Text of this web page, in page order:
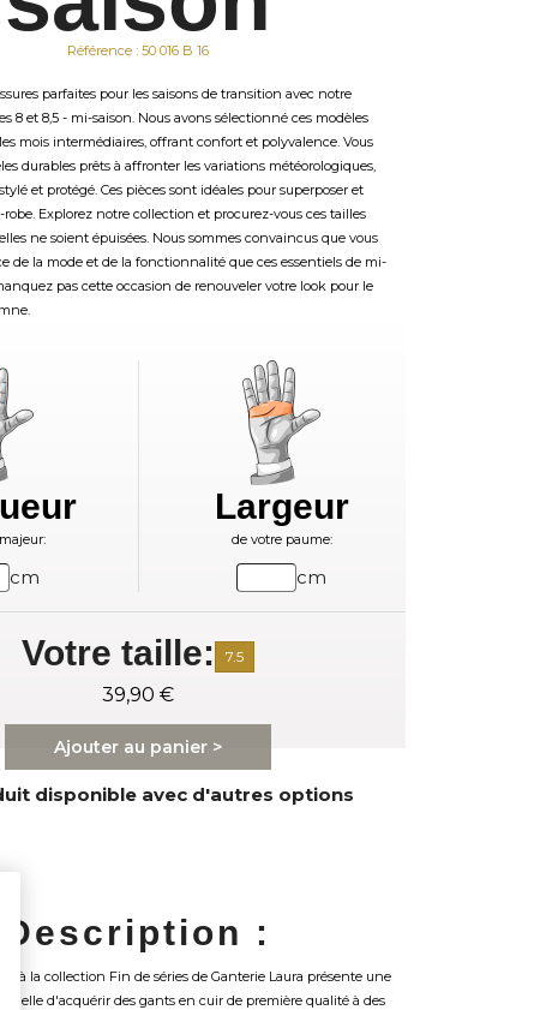
Référence : 50 016 B 16
parfaites pour les saisons de transition avec notre
8 et 8,5 - mi-saison. Nous avons sélectionné ces modèles
mois intermédiaires, offrant confort et polyvalence. Vous
durables prêts à affronter les variations météorologiques,
et protégé. Ces pièces sont idéales pour superposer et
Explorez notre collection et procurez-vous ces tailles
ne soient épuisées. Nous sommes convaincus que vous
de la mode et de la fonctionnalité que ces essentiels de mi-
pas cette occasion de renouveler votre look pour le
cm
Largeur
de votre paume:
cm
Votre taille: 7.5
39,90 €
Ajouter au panier >
disponible avec d'autres options
Description :
à la collection Fin de séries de Ganterie Laura présente une
d'acquérir des gants en cuir de première qualité à des